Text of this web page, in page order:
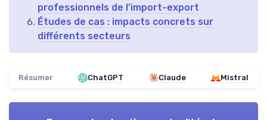
professionnels de l’import-export
Études de cas : impacts concrets sur
différents secteurs
Résumer ChatGPT Claude Mistral